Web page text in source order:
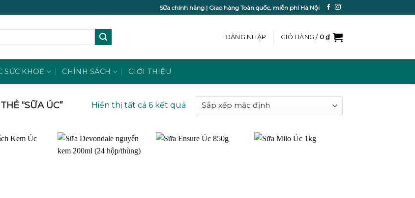
Sữa chính hãng | Giao hàng Toàn quốc, miễn phí Hà Nội
ĐĂNG NHẬP GIỎ HÀNG / 0₫
SỨC KHOẺ CHÍNH SÁCH GIỚI THIỆU
“SỮA ÚC” Hiển thị tất cả 6 kết quả